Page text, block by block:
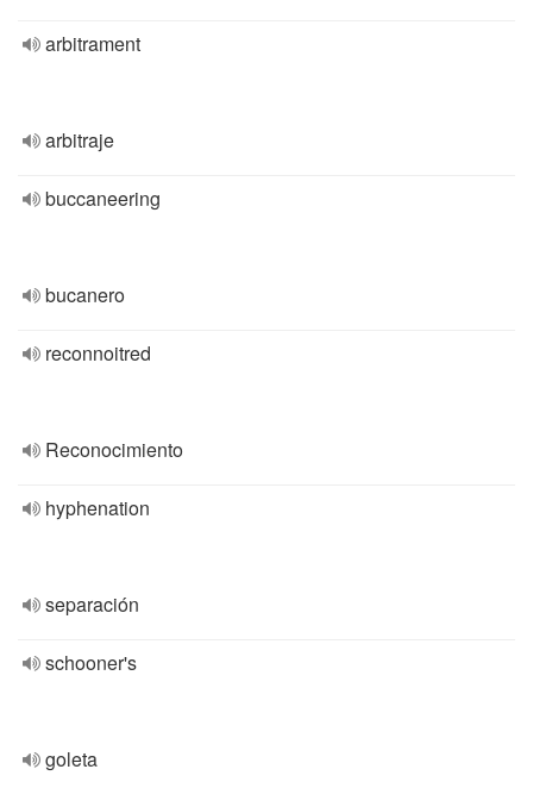
arbitrament
arbitraje
buccaneering
bucanero
reconnoitred
Reconocimiento
hyphenation
separación
schooner's
goleta